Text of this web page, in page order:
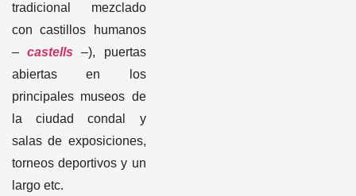
tradicional mezclado
con castillos humanos
–castells –), puertas
abiertas en los
principales museos de
la ciudad condal y
salas de exposiciones,
torneos deportivos y un
largo etc.